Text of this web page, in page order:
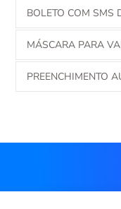
BOLETO COM SMS
MÁSCARA PARA
PREENCHIMENTO